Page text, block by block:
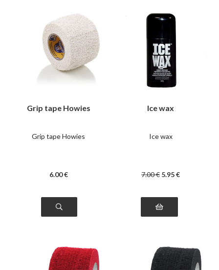
Grip tape Howies
Grip tape Howies
6.00 €
Ice wax
Ice wax
7.00€ 5.95€